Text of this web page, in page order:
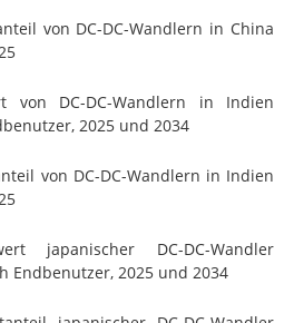
von DC-DC-Wandlern in China
von DC-DC-Wandlern in Indien
2025 und 2034
von DC-DC-Wandlern in Indien
japanischer DC-DC-Wandler
Endbenutzer, 2025 und 2034